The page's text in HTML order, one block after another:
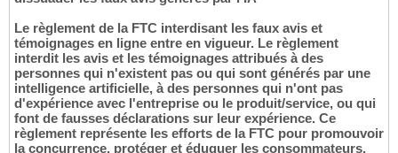
Le règlement de la FTC interdisant les faux avis et
témoignages en ligne entre en vigueur. Le règlement
interdit les avis et les témoignages attribués à des
personnes qui n'existent pas ou qui sont générés par une
intelligence artificielle, à des personnes qui n'ont pas
d'expérience avec l'entreprise ou le produit/service, ou qui
font de fausses déclarations sur leur expérience. Ce
règlement représente les efforts de la FTC pour promouvoir
la concurrence, protéger et éduquer les consommateurs.